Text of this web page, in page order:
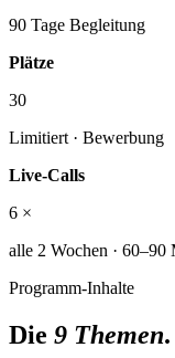
90 Tage Begleitung
Plätze
30
Limitiert · Bewerbung
Live-Calls
6 ×
alle 2 Wochen · 60–90
Programm-Inhalte
Die 9 Themen.